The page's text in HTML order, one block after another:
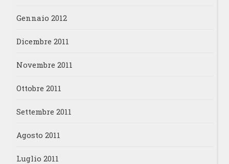
Gennaio 2012
Dicembre 2011
Novembre 2011
Ottobre 2011
Settembre 2011
Agosto 2011
Luglio 2011